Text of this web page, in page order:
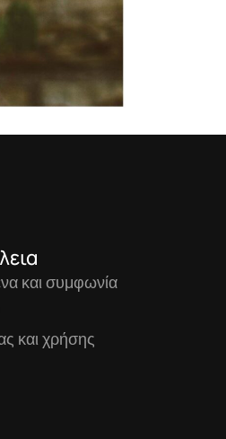
και συμφωνία
και χρήσης